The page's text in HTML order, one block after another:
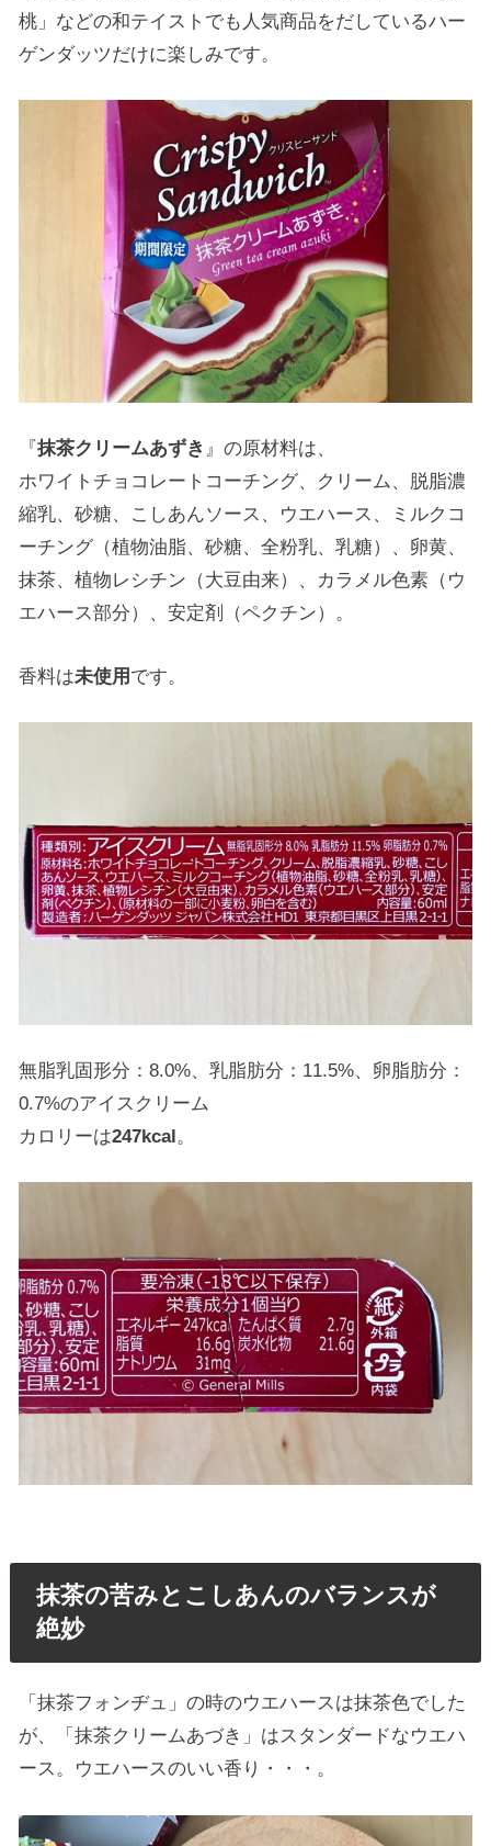
桃」などの和テイストでも人気商品をだしているハー
ゲンダッツだけに楽しみです。
『抹茶クリームあずき 』の原材料は、
ホワイトチョコレートコーチング、クリーム、脱脂濃
縮乳、砂糖、こしあんソース、ウエハース、ミルクコ
ーチング（植物油脂、砂糖、全粉乳、乳糖）、卵黄、
抹茶、植物レシチン（大豆由来）、カラメル色素（ウ
エハース部分）、安定剤（ペクチン）。
香料は未使用 です。
無脂乳固形分：8.0%、乳脂肪分：11.5%、卵脂肪分：
0.7%のアイスクリーム
カロリーは247kcal。
抹茶の苦みとこしあんのバランスが
絶妙
「抹茶フォンヂュ」の時のウエハースは抹茶色でした
が、「抹茶クリームあづき」はスタンダードなウエハ
ース。ウエハースのいい香り・・・。